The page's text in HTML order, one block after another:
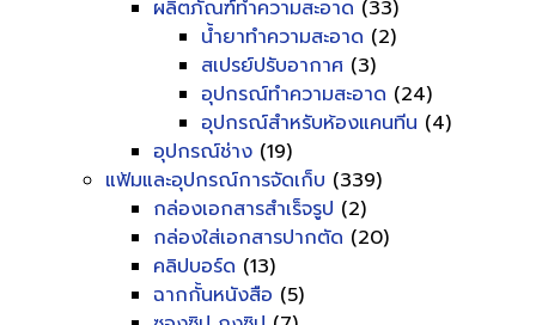
ผลิตภัณฑ์ทำความสะอาด (33)
น้ำยาทำความสะอาด (2)
สเปรย์ปรับอากาศ (3)
อุปกรณ์ทำความสะอาด (24)
อุปกรณ์สำหรับห้องแคนทีน (4)
อุปกรณ์ช่าง (19)
แฟ้มและอุปกรณ์การจัดเก็บ (339)
กล่องเอกสารสำเร็จรูป (2)
กล่องใส่เอกสารปากตัด (20)
คลิปบอร์ด (13)
ฉากกั้นหนังสือ (5)